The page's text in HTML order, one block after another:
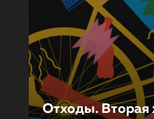
Отходы. Вторая